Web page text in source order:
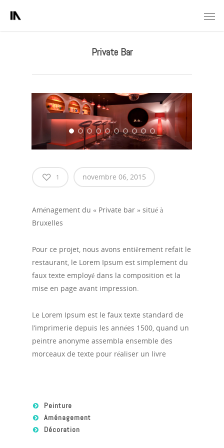
Private Bar
1 novembre 06, 2015
Aménagement du « Private bar » situé à
Bruxelles
Pour ce projet, nous avons entièrement refait le
restaurant, le Lorem Ipsum est simplement du
faux texte employé dans la composition et la
mise en page avant impression.
Le Lorem Ipsum est le faux texte standard de
l’imprimerie depuis les années 1500, quand un
peintre anonyme assembla ensemble des
morceaux de texte pour réaliser un livre
Peinture
Aménagement
Décoration